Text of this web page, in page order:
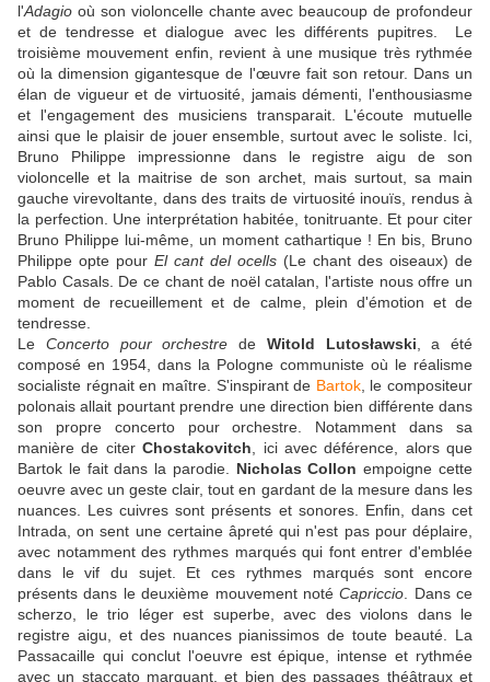
l'Adagio où son violoncelle chante avec beaucoup de profondeur
et de tendresse et dialogue avec les différents pupitres. Le
troisième mouvement enfin, revient à une musique très rythmée
où la dimension gigantesque de l'œuvre fait son retour. Dans un
élan de vigueur et de virtuosité, jamais démenti, l'enthousiasme
et l'engagement des musiciens transparait. L'écoute mutuelle
ainsi que le plaisir de jouer ensemble, surtout avec le soliste. Ici,
Bruno Philippe impressionne dans le registre aigu de son
violoncelle et la maitrise de son archet, mais surtout, sa main
gauche virevoltante, dans des traits de virtuosité inouïs, rendus à
la perfection. Une interprétation habitée, tonitruante. Et pour citer
Bruno Philippe lui-même, un moment cathartique ! En bis, Bruno
Philippe opte pour El cant del ocells (Le chant des oiseaux) de
Pablo Casals. De ce chant de noël catalan, l'artiste nous offre un
moment de recueillement et de calme, plein d'émotion et de
tendresse.
Le Concerto pour orchestre de Witold Lutosławski , a été
composé en 1954, dans la Pologne communiste où le réalisme
socialiste régnait en maître. S'inspirant de Bartok, le compositeur
polonais allait pourtant prendre une direction bien différente dans
son propre concerto pour orchestre. Notamment dans sa
manière de citerChostakovitch , ici avec déférence, alors que
Bartok le fait dans la parodie. Nicholas Collonempoigne cette
oeuvre avec un geste clair, tout en gardant de la mesure dans les
nuances. Les cuivres sont présents et sonores. Enfin, dans cet
Intrada, on sent une certaine âpreté qui n'est pas pour déplaire,
avec notamment des rythmes marqués qui font entrer d'emblée
dans le vif du sujet. Et ces rythmes marqués sont encore
présents dans le deuxième mouvement notéCapriccio . Dans ce
scherzo, le trio léger est superbe, avec des violons dans le
registre aigu, et des nuances pianissimos de toute beauté. La
Passacaille qui conclut l'oeuvre est épique, intense et rythmée
avec un staccato marquant, et bien des passages théâtraux et